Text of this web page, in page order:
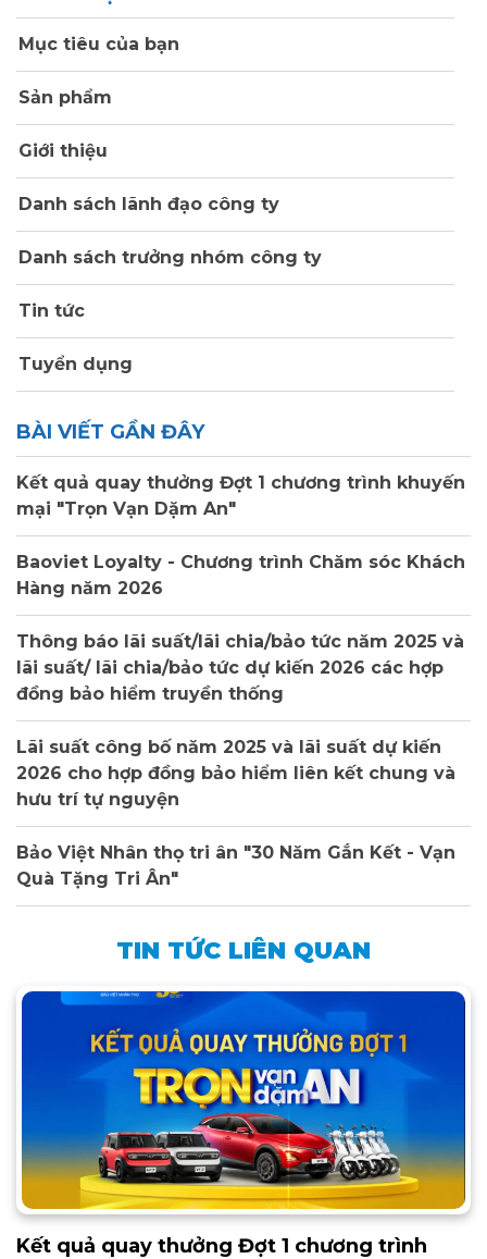
Mục tiêu của bạn
Sản phẩm
Giới thiệu
Danh sách lãnh đạo công ty
Danh sách trưởng nhóm công ty
Tin tức
Tuyển dụng
BÀI VIẾT GẦN ĐÂY
Kết quả quay thưởng Đợt 1 chương trình khuyến
mại "Trọn Vạn Dặm An"
Baoviet Loyalty - Chương trình Chăm sóc Khách
Hàng năm 2026
Thông báo lãi suất/lãi chia/bảo tức năm 2025 và
lãi suất/ lãi chia/bảo tức dự kiến 2026 các hợp
đồng bảo hiểm truyền thống
Lãi suất công bố năm 2025 và lãi suất dự kiến
2026 cho hợp đồng bảo hiểm liên kết chung và
hưu trí tự nguyện
Bảo Việt Nhân thọ tri ân "30 Năm Gắn Kết - Vạn
Quà Tặng Tri Ân"
TIN TỨC LIÊN QUAN
Kết quả quay thưởng Đợt 1 chương trình